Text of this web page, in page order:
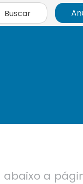
Buscar
abaixo a